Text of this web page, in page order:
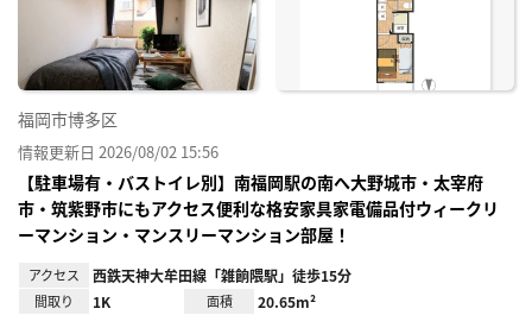
福岡市博多区
情報更新日 2026/08/02 15:56
【駐車場有・バストイレ別】南福岡駅の南へ大野城市・太宰府
市・筑紫野市にもアクセス便利な格安家具家電備品付ウィークリ
ーマンション・マンスリーマンション部屋！
アクセス 西鉄天神大牟田線「雑餉隈駅」徒歩15分
間取り 1K 面積 20.65m²